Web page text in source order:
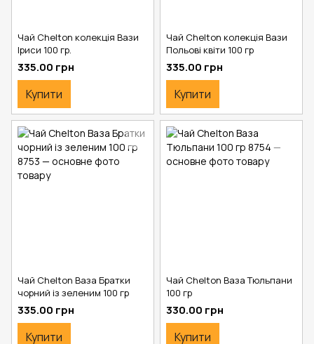
Чай Chelton колекція Вази
Іриси 100 гр.
335.00 грн
Купити
Чай Chelton колекція Вази
Польові квіти 100 гр
335.00 грн
Купити
Чай Chelton Ваза Братки
чорний із зеленим 100 гр
335.00 грн
Купити
Чай Chelton Ваза Тюльпани
100 гр
330.00 грн
Купити